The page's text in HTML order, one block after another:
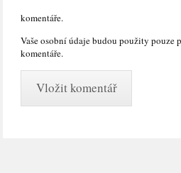
komentáře.
Vaše osobní údaje budou použity pouze
komentáře.